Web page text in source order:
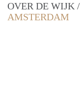
OVER DE WIJK
AMSTERDAM